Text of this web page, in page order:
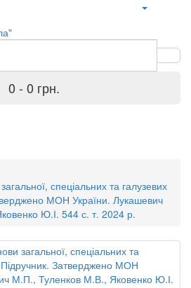
0 - 0 грн.
спеціальних та галузевих
МОН України. Лукашевич
Ю.І. 544 с. т. 2024 р.